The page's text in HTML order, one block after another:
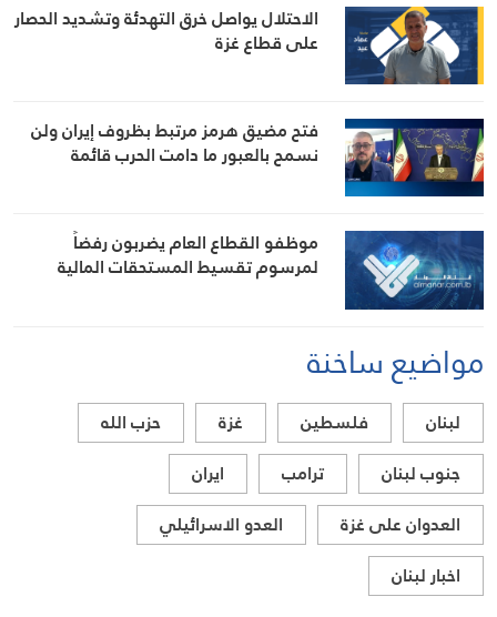
الاحتلال يواصل خرق التهدئة وتشديد الحصار
على قطاع غزة
فتح مضيق هرمز مرتبط بظروف إيران ولن
نسمح بالعبور ما دامت الحرب قائمة
موظفو القطاع العام يضربون رفضاً
لمرسوم تقسيط المستحقات المالية
مواضيع ساخنة
لبنان فلسطين غزة
حزب الله
جنوب لبنان
ترامب
ايران
العدوان على غزة
العدو الاسرائيلي
اخبار لبنان